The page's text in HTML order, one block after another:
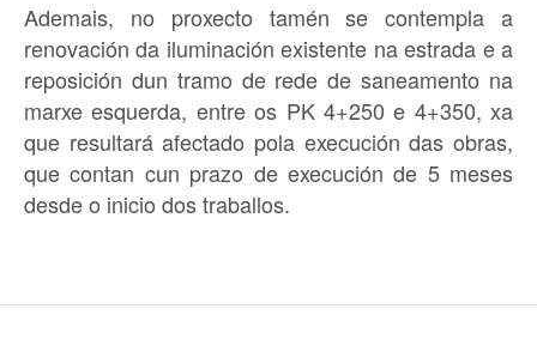
Ademais, no proxecto tamén se contempla a
renovación da iluminación existente na estrada e a
reposición dun tramo de rede de saneamento na
marxe esquerda, entre os PK 4+250 e 4+350, xa
que resultará afectado pola execución das obras,
que contan cun prazo de execución de 5 meses
desde o inicio dos traballos.